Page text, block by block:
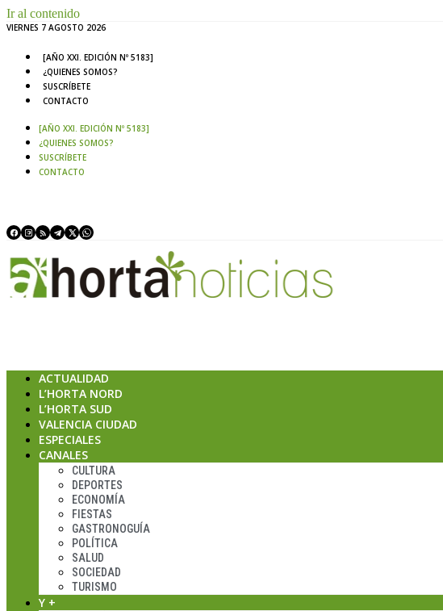
Ir al contenido
VIERNES 7 AGOSTO 2026
[AÑO XXI. EDICIÓN Nº 5183]
¿QUIENES SOMOS?
SUSCRÍBETE
CONTACTO
[AÑO XXI. EDICIÓN Nº 5183]
¿QUIENES SOMOS?
SUSCRÍBETE
CONTACTO
ACTUALIDAD
L’HORTA NORD
L’HORTA SUD
VALENCIA CIUDAD
ESPECIALES
CANALES
CULTURA
DEPORTES
ECONOMÍA
FIESTAS
GASTRONOGUÍA
POLÍTICA
SALUD
SOCIEDAD
TURISMO
Y +